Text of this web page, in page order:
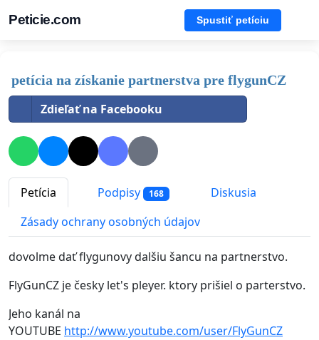
Peticie.com Spustiť petíciu
petícia na získanie partnerstva pre flygunCZ
Zdieľať na Facebooku
Petícia Podpisy 168
Diskusia
Zásady ochrany osobných údajov
dovolme dať flygunovy dalšiu šancu na partnerstvo.
FlyGunCZ je česky let's pleyer. ktory prišiel o parterstvo.
Jeho kanál na
YOUTUBE http://www.youtube.com/user/FlyGunCZ